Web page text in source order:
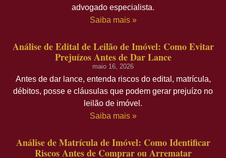
advogado especialista.
Saiba mais »
Análise de Edital de Leilão de Imóvel: Como Evitar
Prejuízos Antes de Dar Lance
maio 16, 2026
Antes de dar lance, entenda riscos do edital, matrícula,
débitos, posse e cláusulas que podem gerar prejuízo no
leilão de imóvel.
Saiba mais »
Análise de Matrícula de Imóvel: Como Identificar
Riscos Antes de Comprar ou Arrematar